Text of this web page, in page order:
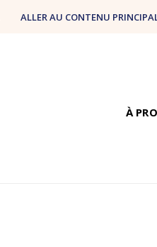
ALLER AU CONTENU
À